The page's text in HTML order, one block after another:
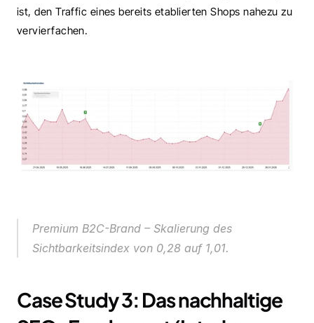
ist, den Traffic eines bereits etablierten Shops nahezu zu
vervierfachen.
Premium B2C-Brand – Skalierung des
Sichtbarkeitsindex von 0,28 auf 1,01.
Case Study 3: Das nachhaltige